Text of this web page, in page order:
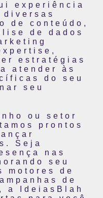
experiência
diversas
de conteúdo,
de dados
estratégias
atender às
do seu
seu
ou setor
prontos
Seja
nas
seu
motores de
de
a IdeiasBlah